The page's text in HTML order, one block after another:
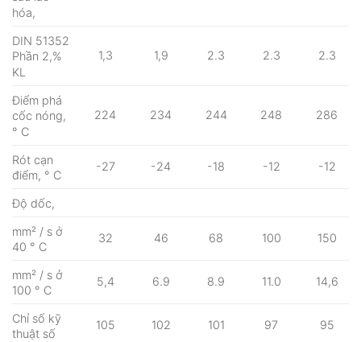
hóa,
DIN 51352
Phần 2,%
KL
1,3 1,9 2.3 2.3 2.3
Điểm phá
cốc nóng,
° C
224 234 244 248 286
Rót cạn
điểm, ° C
-27 -24 -18 -12 -12
Độ dốc,
mm² / s ở
40 ° C
32 46 68 100 150
mm² / s ở
100 ° C
5,4 6.9 8.9 11.0 14,6
Chỉ số kỹ
thuật số
105 102 101 97 95